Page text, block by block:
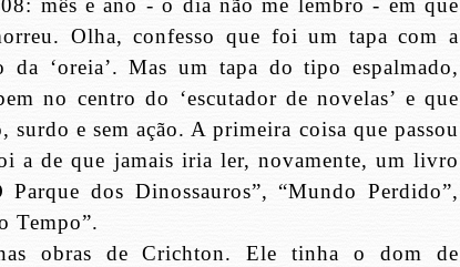
mês e ano - o dia não me lembro - em que
Olha, confesso que foi um tapa com a
da ‘oreia’. Mas um tapa do tipo espalmado,
no centro do ‘escutador de novelas’ e que
e sem ação. A primeira coisa que passou
a de que jamais iria ler, novamente, um livro
dos Dinossauros”, “Mundo Perdido”,
Tempo”.
obras de Crichton. Ele tinha o dom de